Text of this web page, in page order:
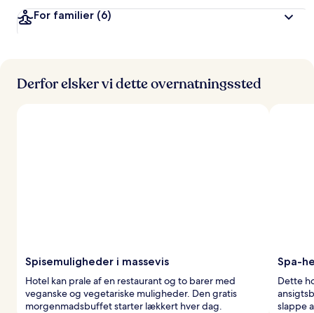
For familier (6)
Derfor elsker vi dette overnatningssted
Spisemuligheder i massevis
Hotel kan prale af en restaurant og to barer med
veganske og vegetariske muligheder. Den gratis
morgenmadsbuffet starter lækkert hver dag.
Spa-
Dette
slappe